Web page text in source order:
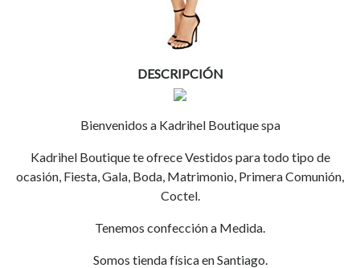
DESCRIPCIÓN
Bienvenidos a Kadrihel Boutique spa
Kadrihel Boutique te ofrece Vestidos para todo tipo de
ocasión, Fiesta, Gala, Boda, Matrimonio, Primera Comunión,
Coctel.
Tenemos confección a Medida.
Somos tienda física en Santiago.